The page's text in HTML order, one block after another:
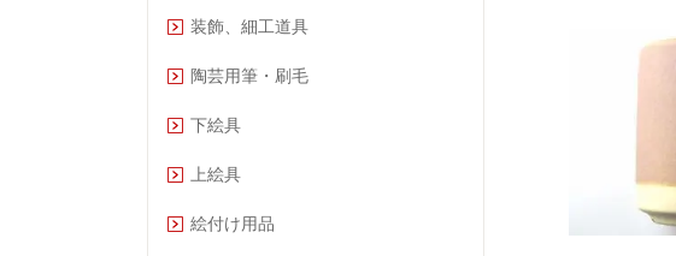
装飾、細工道具
陶芸用筆・刷毛
下絵具
上絵具
絵付け用品